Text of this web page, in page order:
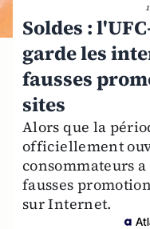
Soldes :
garde les
fausses
sites
Alors que la
officiellement
consommateurs
fausses
sur Internet.